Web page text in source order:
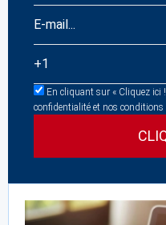
En cliquant sur « Cliquez ici
confidentialité et nos